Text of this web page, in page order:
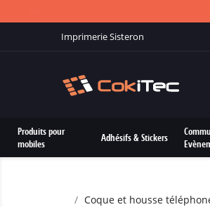
Imprimerie Sisteron
Produits pour
mobiles
Adhésifs & Stickers
Coque et housse